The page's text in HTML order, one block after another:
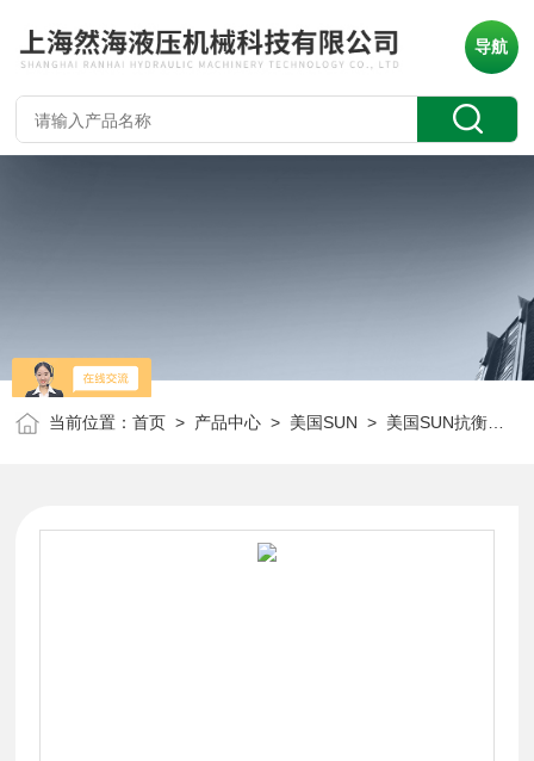
导航
当前位置：首页 > 产品中心 > 美国SUN > 美国SUN抗衡阀